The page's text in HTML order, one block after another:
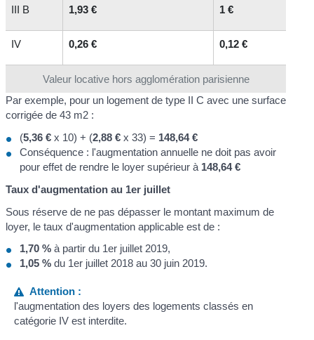
Valeur locative hors agglomération parisienne
III B 1,93 € 1 €
IV 0,26 € 0,12 €
Par exemple, pour un logement de type II C avec une surface
corrigée de 43 m2 :
(5,36 € x 10) + (2,88 € x 33) = 148,64 €
Conséquence : l'augmentation annuelle ne doit pas avoir
pour effet de rendre le loyer supérieur à 148,64 €
Taux d'augmentation au 1er juillet
Sous réserve de ne pas dépasser le montant maximum de
loyer, le taux d'augmentation applicable est de :
1,70 % à partir du 1er juillet 2019,
1,05 % du 1er juillet 2018 au 30 juin 2019.
Attention :
l'augmentation des loyers des logements classés en
catégorie IV est interdite.